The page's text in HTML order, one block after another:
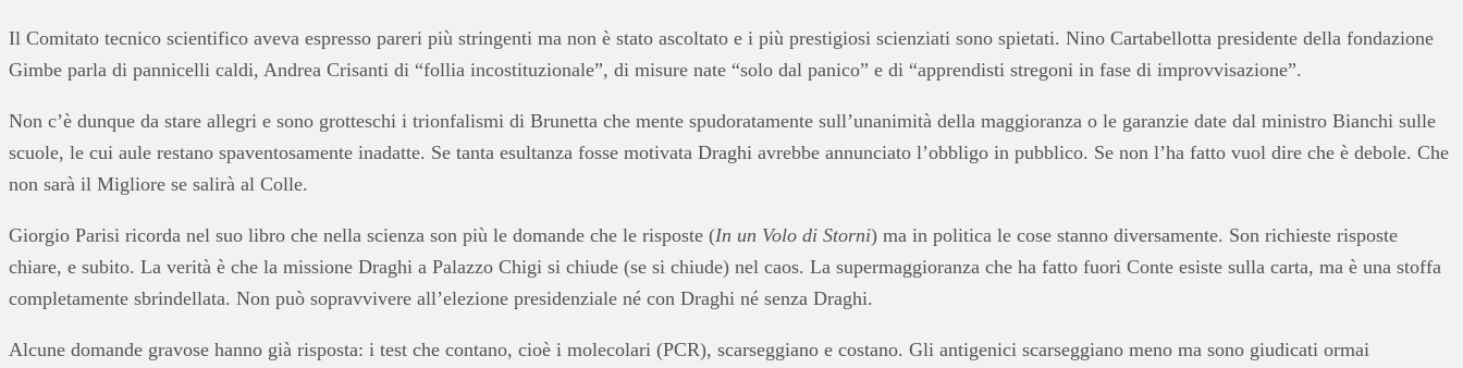
Il Comitato tecnico scientifico aveva espresso pareri più stringenti ma non è stato ascoltato e i più prestigiosi scienziati sono spietati. Nino Cartabellotta presidente della fondazione
Gimbe parla di pannicelli caldi, Andrea Crisanti di “follia incostituzionale”, di misure nate “solo dal panico” e di “apprendisti stregoni in fase di improvvisazione”.
Non c’è dunque da stare allegri e sono grotteschi i trionfalismi di Brunetta che mente spudoratamente sull’unanimità della maggioranza o le garanzie date dal ministro Bianchi sulle
scuole, le cui aule restano spaventosamente inadatte. Se tanta esultanza fosse motivata Draghi avrebbe annunciato l’obbligo in pubblico. Se non l’ha fatto vuol dire che è debole. Che
non sarà il Migliore se salirà al Colle.
Giorgio Parisi ricorda nel suo libro che nella scienza son più le domande che le risposte (In un Volo di Storni) ma in politica le cose stanno diversamente. Son richieste risposte
chiare, e subito. La verità è che la missione Draghi a Palazzo Chigi si chiude (se si chiude) nel caos. La supermaggioranza che ha fatto fuori Conte esiste sulla carta, ma è una stoffa
completamente sbrindellata. Non può sopravvivere all’elezione presidenziale né con Draghi né senza Draghi.
Alcune domande gravose hanno già risposta: i test che contano, cioè i molecolari (PCR), scarseggiano e costano. Gli antigenici scarseggiano meno ma sono giudicati ormai